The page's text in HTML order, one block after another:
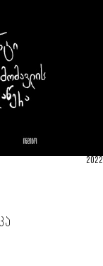
2022